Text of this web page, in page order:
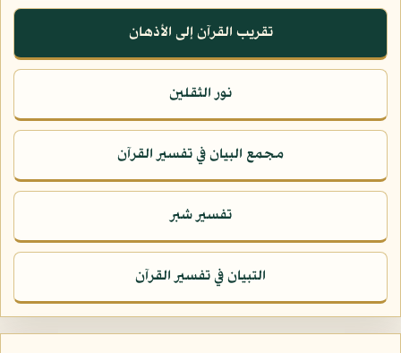
تقريب القرآن إلى الأذهان
نور الثقلين
مجمع البيان في تفسير القرآن
تفسير شبر
التبيان في تفسير القرآن